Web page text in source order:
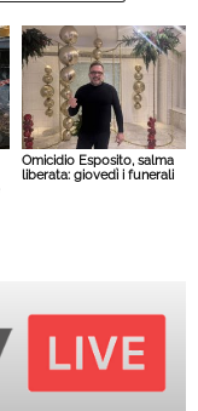
Omicidio Esposito, salma
liberata: giovedì i funerali